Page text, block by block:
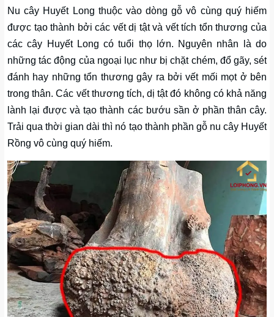
Nu cây Huyết Long thuộc vào dòng gỗ vô cùng quý hiếm
được tạo thành bởi các vết dị tật và vết tích tổn thương của
các cây Huyết Long có tuổi thọ lớn. Nguyên nhân là do
những tác động của ngoại lục như bị chặt chém, đổ gãy, sét
đánh hay những tổn thương gây ra bởi vết mối mọt ở bên
trong thân. Các vết thương tích, dị tật đó không có khả năng
lành lại được và tạo thành các bướu sần ở phần thân cây.
Trải qua thời gian dài thì nó tạo thành phần gỗ nu cây Huyết
Rồng vô cùng quý hiếm.